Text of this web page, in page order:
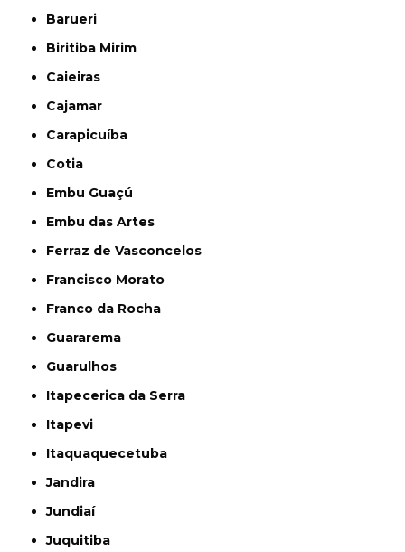
Barueri
Biritiba Mirim
Caieiras
Cajamar
Carapicuíba
Cotia
Embu Guaçú
Embu das Artes
Ferraz de Vasconcelos
Francisco Morato
Franco da Rocha
Guararema
Guarulhos
Itapecerica da Serra
Itapevi
Itaquaquecetuba
Jandira
Jundiaí
Juquitiba